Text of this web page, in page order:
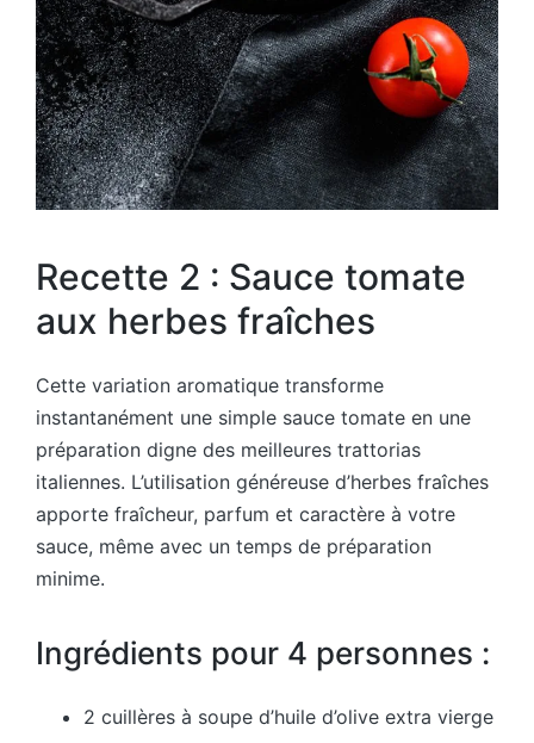
Recette 2 : Sauce tomate
aux herbes fraîches
Cette variation aromatique transforme
instantanément une simple sauce tomate en une
préparation digne des meilleures trattorias
italiennes. L’utilisation généreuse d’herbes fraîches
apporte fraîcheur, parfum et caractère à votre
sauce, même avec un temps de préparation
minime.
Ingrédients pour 4 personnes :
2 cuillères à soupe d’huile d’olive extra vierge